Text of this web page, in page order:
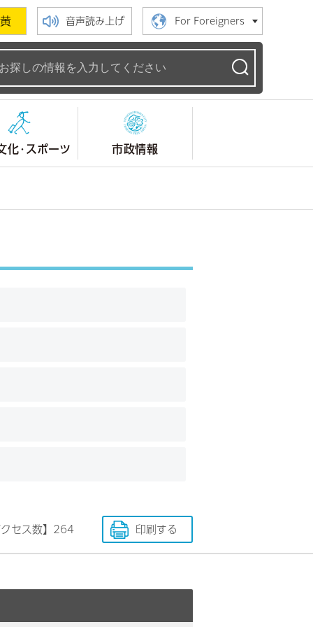
黄 音声読み上げ For Foreigners
化・スポーツ 市政情報
セス数】 264 印刷する